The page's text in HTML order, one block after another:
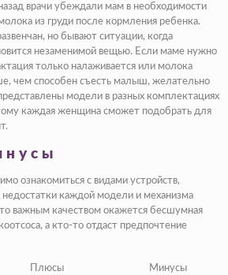
врачи убеждали мам в необходимости
из груди после кормления ребенка.
но бывают ситуации, когда
незаменимой вещью. Если маме нужно
только налаживается или молока
чем способен съесть малыш, желательно
модели в разных комплектациях
каждая женщина сможет подобрать для
ознакомиться с видами устройств,
недостатки каждой модели и механизма
важным качеством окажется бесшумная
а кто-то отдаст предпочтение
Минусы